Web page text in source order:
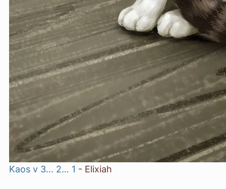
Kaos v 3... 2… 1 - Elixiah